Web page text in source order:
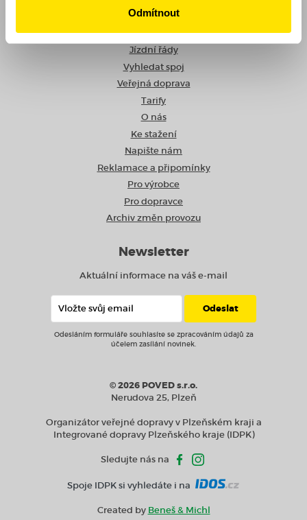
Odmítnout
Navigace
Novinky
Jízdní řády
Vyhledat spoj
Veřejná doprava
Tarify
O nás
Ke stažení
Napište nám
Reklamace a připomínky
Pro výrobce
Pro dopravce
Archiv změn provozu
Newsletter
Aktuální informace na váš e-mail
Odesláním formuláře souhlasíte se zpracováním údajů za
účelem zasílání novinek.
© 2026 POVED s.r.o.
Nerudova 25, Plzeň
Organizátor veřejné dopravy v Plzeňském kraji a
Integrované dopravy Plzeňského kraje (IDPK)
Sledujte nás na
Spoje IDPK si vyhledáte i na
Created by Beneš & Michl